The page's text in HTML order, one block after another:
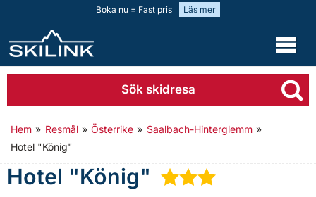
Boka nu = Fast pris Läs mer
Sök skidresa
Hem » Resmål » Österrike » Saalbach-Hinterglemm »
Hotel "König"
Hotel "König" ★★★